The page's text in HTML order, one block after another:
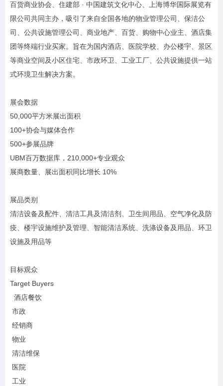
百货商业协会、住建部 · 中国建筑文化中心、上海博华国际展览有
限公司共同主办，吸引了来自全国各地的物业管理公司、保洁公
司、公共设施管理公司、商业地产、百货、购物中心业主、酒店集
团等终端行业买家。旨在为国内酒店、医院学校、办公楼宇、景区
等商业空间及小区住宅、市政环卫、工业工厂、公共设施提供一站
式环境卫生解决方案。
展会数据
50,000平方米展出面积
100+协会与媒体合作
500+参展品牌
UBM百万数据库，210,000+专业观众
展商数量、展出面积同比增长 10%
展品类别
清洁设备及配件、清洁工具及清洁剂、卫生间用品、空气净化及防
疫、楼宇设施维护及管理、智能清洁系统、洗涤设备及用品、环卫
设施及用品等
目标观众
Target Buyers
酒店餐饮
市政
经销商
物业
清洁维保
医院
工业